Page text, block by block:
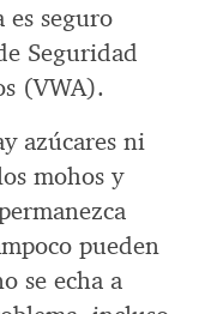
es seguro
Seguridad
(VWA).
azúcares ni
mohos y
pueden
se echa a